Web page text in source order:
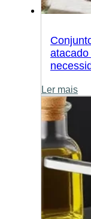
Ler mais